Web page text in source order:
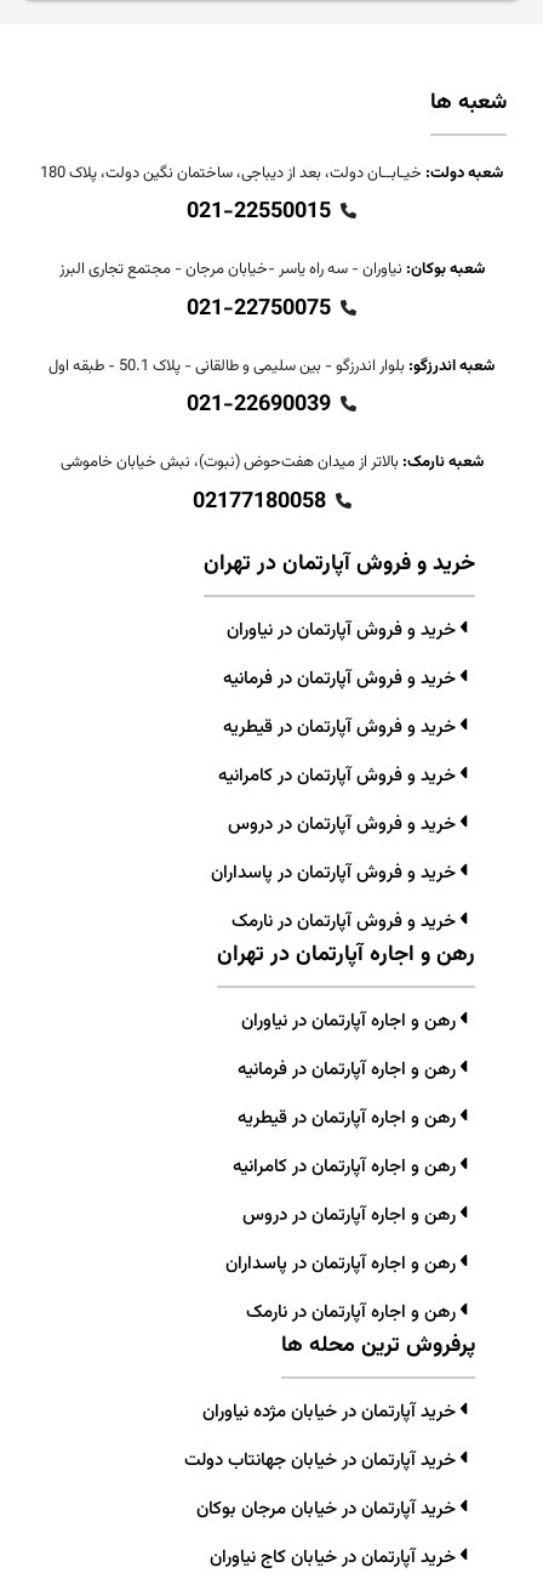
شعبه ها
شعبه دولت: خیـابــان دولت، بعد از دیباجی، ساختمان نگین دولت، پلاک 180
021-22550015
شعبه بوکان: نیاوران - سه راه یاسر -خیابان مرجان - مجتمع تجاری البرز
021-22750075
شعبه اندرزگو: بلوار اندرزگو - بین سلیمی و طالقانی - پلاک 50.1 - طبقه اول
021-22690039
شعبه نارمک: بالاتر از میدان هفت‌حوض (نبوت)، نبش خیابان خاموشی
02177180058
خرید و فروش آپارتمان در تهران
خرید و فروش آپارتمان در نیاوران
خرید و فروش آپارتمان در فرمانیه
خرید و فروش آپارتمان در قیطریه
خرید و فروش آپارتمان در کامرانیه
خرید و فروش آپارتمان در دروس
خرید و فروش آپارتمان در پاسداران
خرید و فروش آپارتمان در نارمک
رهن و اجاره آپارتمان در تهران
رهن و اجاره آپارتمان در نیاوران
رهن و اجاره آپارتمان در فرمانیه
رهن و اجاره آپارتمان در قیطریه
رهن و اجاره آپارتمان در کامرانیه
رهن و اجاره آپارتمان در دروس
رهن و اجاره آپارتمان در پاسداران
رهن و اجاره آپارتمان در نارمک
پرفروش ترین محله ها
خرید آپارتمان در خیابان مژده نیاوران
خرید آپارتمان در خیابان جهانتاب دولت
خرید آپارتمان در خیابان مرجان بوکان
خرید آپارتمان در خیابان کاج نیاوران